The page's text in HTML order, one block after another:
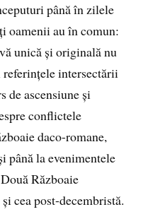
până în zilele
oamenii au în comun:
unică și originală nu
intersectării
de ascensiune și
conflictele
daco-romane,
până la evenimentele
Războaie
cea post-decembristă.